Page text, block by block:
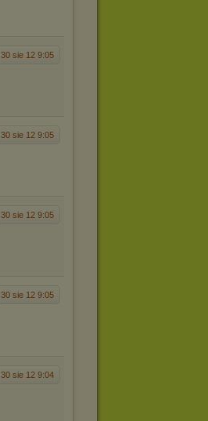
30 sie 12 9:05
30 sie 12 9:05
30 sie 12 9:05
30 sie 12 9:05
30 sie 12 9:04